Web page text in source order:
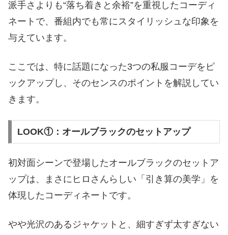
派手さよりも“落ち着きと余裕”を重視したコーディ
ネートで、番組内でも常にスタイリッシュな印象を
与えています。
ここでは、特に話題になった3つの私服コーデをピ
ックアップし、そのセンスのポイントを解説してい
きます。
LOOK①：オールブラックのセットアップ
初対面シーンで登場したオールブラックのセットア
ップは、まさにヒロさんらしい「引き算の美学」を
体現したコーディネートです。
やや光沢のあるジャケットと、細すぎず太すぎない